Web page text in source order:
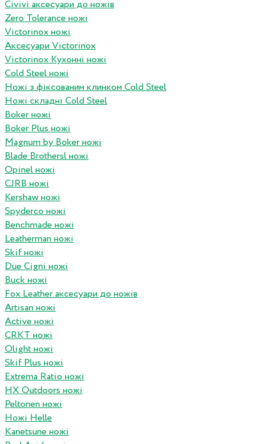
Civivi аксесуари до ножів
Zero Tolerance ножі
Victorinox ножі
Аксесуари Victorinox
Victorinox Кухонні ножі
Cold Steel ножі
Ножі з фіксованим клинком Cold Steel
Ножі складні Cold Steel
Boker ножі
Boker Plus ножі
Magnum by Boker ножі
Blade Brothersl ножі
Opinel ножі
CJRB ножі
Kershaw ножі
Spyderco ножі
Benchmade ножі
Leatherman ножі
Skif ножі
Due Cigni ножі
Buck ножі
Fox Leather аксесуари до ножів
Artisan ножі
Active ножі
CRKT ножі
Olight ножі
Skif Plus ножі
Extrema Ratio ножі
HX Outdoors ножі
Peltonen ножі
Ножі Helle
Kanetsune ножі